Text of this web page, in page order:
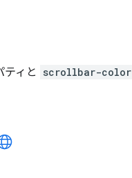
ティと scrollbar-color